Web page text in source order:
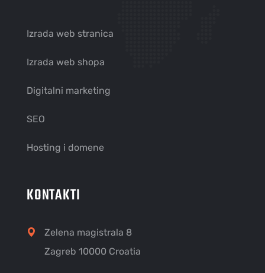
Izrada web stranica
Izrada web shopa
Digitalni marketing
SEO
Hosting i domene
KONTAKTI
Zelena magistrala 8
Zagreb 10000 Croatia